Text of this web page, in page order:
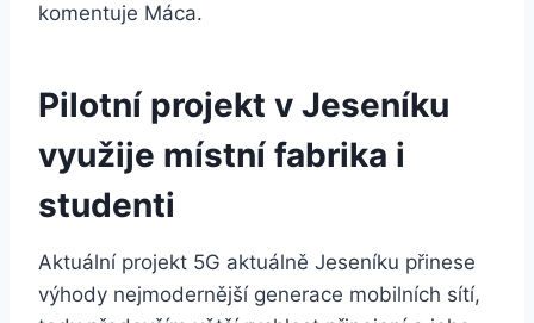
komentuje Máca.
Pilotní projekt v Jeseníku
využije místní fabrika i
studenti
Aktuální projekt 5G aktuálně Jeseníku přinese
výhody nejmodernější generace mobilních sítí,